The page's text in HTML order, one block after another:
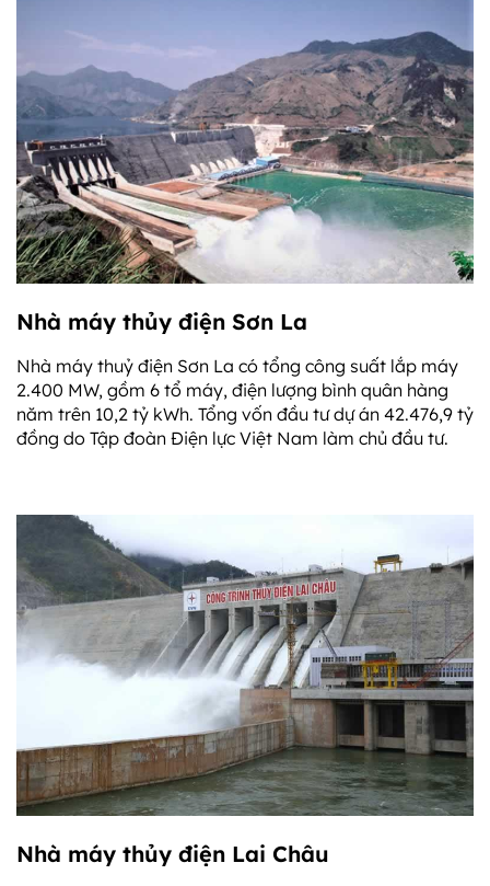
Nhà máy thủy điện Sơn La
Nhà máy thuỷ điện Sơn La có tổng công suất lắp máy
2.400 MW, gồm 6 tổ máy, điện lượng bình quân hàng
năm trên 10,2 tỷ kWh. Tổng vốn đầu tư dự án 42.476,9 tỷ
đồng do Tập đoàn Điện lực Việt Nam làm chủ đầu tư.
Nhà máy thủy điện Lai Châu